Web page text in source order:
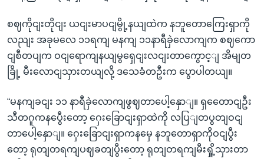
စဈကိုငျးတိုငျး ယငျးမာပငျမွို့နယျထဲက နဘူတောကြေးရှာကို
လညျး အခုမလေ ၁၁ရကျ မနကျ ၁၁နာရီခှဲလောကျက စဈကော
ငျစီတပျက ဝငျရောကျနယျမွရှေငျးလငျးတာကွောင့ျ အိမျတ
ခြို့ မီးလောငျသှားတယျလို့ ဒသေခံတဦးက ပွောပါတယျ။
“မနကျခငျး ၁၁ နာရီခှဲလောကျဖွဈတာပေါ့နှောျ။ ရှတေောငျဦး
သီတဂူကနပွေီးတော့ ဂှေးခြောငျးရှာထဲကို လပြျတပွတျဝငျ
တာပေါ့နှောျ။ ဂှေးခြောငျးရှာကနမှေ နဘူတောရှာကိုဝငျပွီး
တော့ ရုတျတရကျပဈခတျပွီးတော့ ရုတျတရကျမီးရှို့သှားတာ